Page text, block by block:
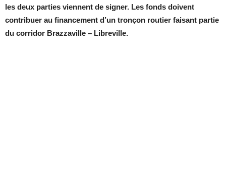
les deux parties viennent de signer. Les fonds doivent
contribuer au financement d’un tronçon routier faisant partie
du corridor Brazzaville – Libreville.